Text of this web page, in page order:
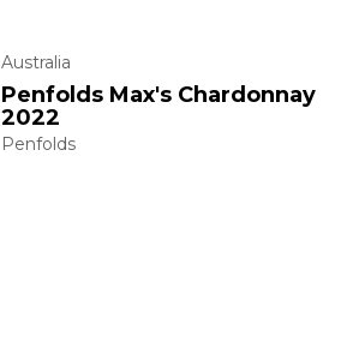
Australia
Penfolds Max's Chardonnay
2022
Penfolds